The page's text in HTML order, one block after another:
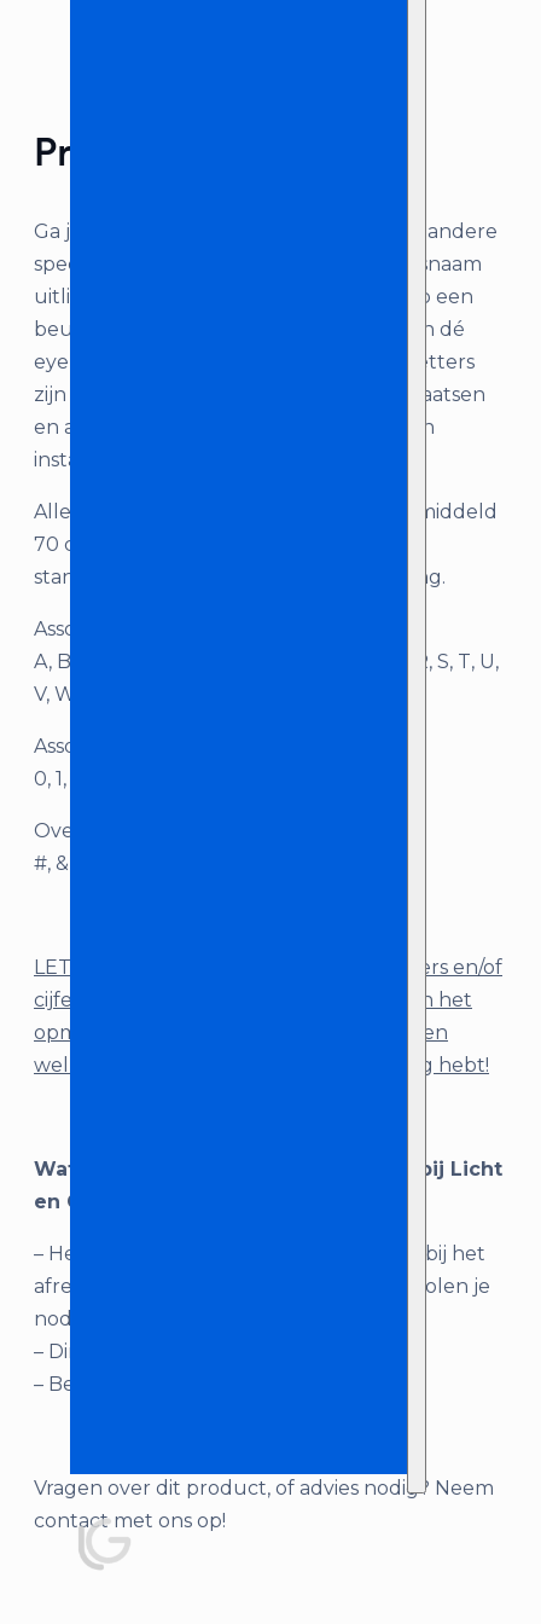
Product omschrijving
Ga je binnenkort trouwen, of heb je een andere
speciale gelegenheid? Of wil jij je bedrijfsnaam
uitlichten of je stand zichtbaar maken op een
beurs? Hoe dan ook; onze lichtletters zijn dé
eye-catchers die je nodig hebt! De lichtletters
zijn per stuk te huren, gemakkelijk te plaatsen
en aan te sluiten. Uiteraard is plaatsing en
installatie door ons ook mogelijk.
Alle lichtletters zijn 1 meter hoog, en gemiddeld
70 cm breed. Wij leveren de lichtletters
standaard inclusief dimmer en bekabeling.
Assortiment letters:
A, B, C, D, E, F, G, H, I, J, K, L, M, N, O, P, Q, R, S, T, U,
V, W, X, Y, Z
Assortiment cijfers:
0, 1, 2, 3, 4, 5, 6, 7, 8, 9
Overig:
#, &, ♡
LET OP: voeg het aantal benodigde letters en/of
cijfers toe aan je winkelwagen. Laat ons in het
opmerkingenveld bij het afrekenen weten
welke letters, cijfers en/of tekens je nodig hebt!
Wat je krijgt als je ‘Lichtletter’ huurt bij Licht
en Geluid Zeeland:
– Het aantal geselecteerde letters. Geef bij het
afrekenen aan welke letters/cijfers/symbolen je
nodig hebt.
– Dimmer
– Bekabeling
Vragen over dit product, of advies nodig? Neem
contact met ons op!